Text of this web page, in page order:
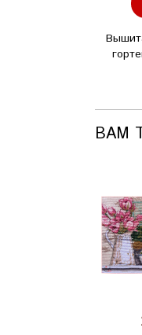
ВАМ